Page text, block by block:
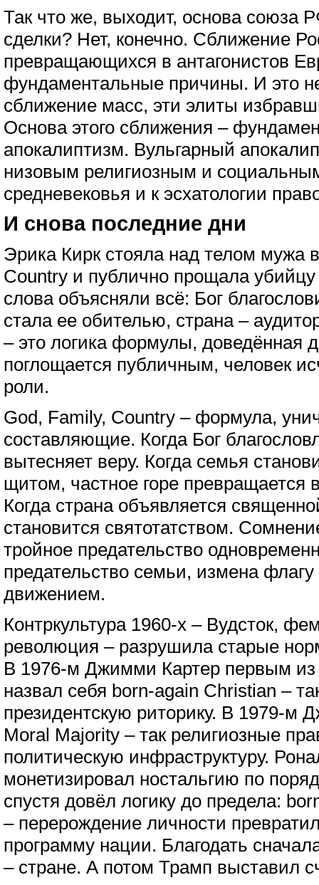
Так что же, выходит, основа союза
сделки? Нет, конечно. Сближение
превращающихся в антагонистов
фундаментальные причины. И это
сближение масс, эти элиты
Основа этого сближения –
апокалиптизм. Вульгарный
низовым религиозным и
средневековья и к эсхатологии
И снова последние дни
Эрика Кирк стояла над телом мужа
Country и публично прощала
слова объясняли всё: Бог
стала ее обителью, страна –
– это логика формулы, доведённая
поглощается публичным, человек
роли.
God, Family, Country – формула,
составляющие. Когда Бог
вытесняет веру. Когда семья
щитом, частное горе превращается
Когда страна объявляется
становится святотатством.
тройное предательство
предательство семьи, измена
движением.
Контркультура 1960-х – Вудсток,
революция – разрушила старые
В 1976-м Джимми Картер первым из
назвал себя born-again Christian –
президентскую риторику. В 1979-м
Moral Majority – так религиозные
политическую инфраструктуру.
монетизировал ностальгию по
спустя довёл логику до предела:
– перерождение личности
программу нации. Благодать
– стране. А потом Трамп выставил